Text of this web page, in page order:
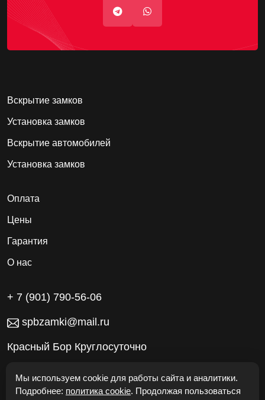
Вскрытие замков
Установка замков
Вскрытие автомобилей
Установка замков
Оплата
Цены
Гарантия
О нас
+ 7 (901) 790-56-06
spbzamki@mail.ru
Красный Бор Круглосуточно
Работаем без выходных
Мы используем cookie для работы сайта и аналитики.
Подробнее: политика cookie. Продолжая пользоваться